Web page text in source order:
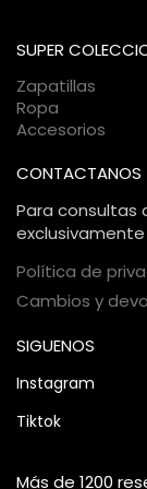
comercio
SUPER
Zapatillas
Ropa
Accesorios
CONTACTANOS
Para consultas
exclusivamente
Política de
Cambios y
SIGUENOS
Instagram
Tiktok
Más de 1200